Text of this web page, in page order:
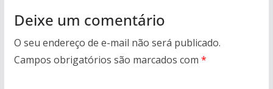
Deixe um comentário
O seu endereço de e-mail não será publicado.
Campos obrigatórios são marcados com *